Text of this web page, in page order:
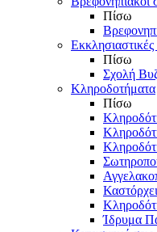
Πίσω
Πίσω
Σχολή
Κληροδοτήματα
Πίσω
Ίδρυμα